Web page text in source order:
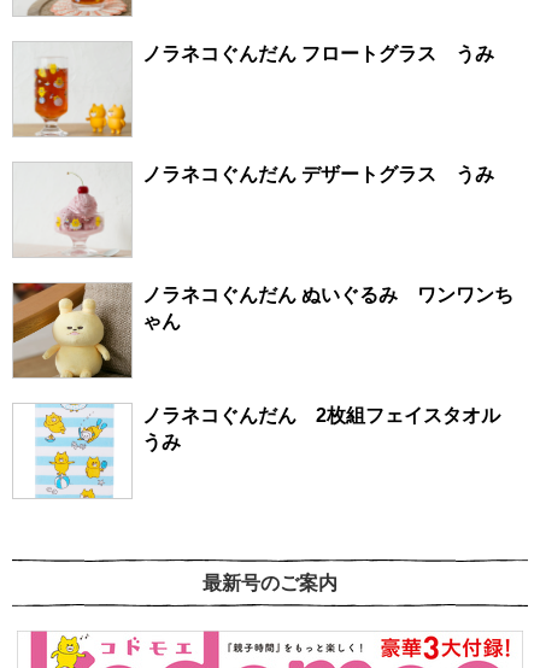
ノラネコぐんだん フロートグラス うみ
ノラネコぐんだん デザートグラス うみ
ノラネコぐんだん ぬいぐるみ ワンワンち
ゃん
ノラネコぐんだん 2枚組フェイスタオル
うみ
最新号のご案内